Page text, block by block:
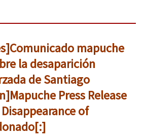
mapuche
la desaparición
de Santiago
Press Release
of